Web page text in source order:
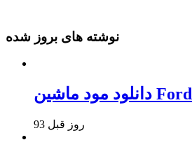
نوشته های بروز شده
93 روز قبل